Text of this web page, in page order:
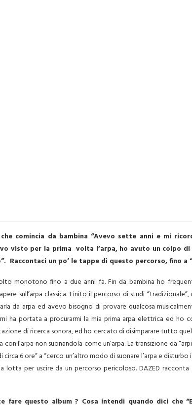
comincia da bambina “Avevo sette anni e mi
visto per la prima volta l’arpa, ho avuto un colpo
Raccontaci un po’ le tappe di questo percorso, fino a
monotono fino a due anni fa. Fin da bambina ho
sull’arpa classica. Finito il percorso di studi
da arpa ed avevo bisogno di provare qualcosa
ha portata a procurarmi la mia prima arpa elettrica ed ho
di ricerca sonora, ed ho cercato di disimparare tutto
l’arpa non suonandola come un’arpa. La transizione da
6 ore” a “cerco un’altro modo di suonare l’arpa e
per uscire da un percorso pericoloso. DAZED racconta
fare questo album ? Cosa intendi quando dici che